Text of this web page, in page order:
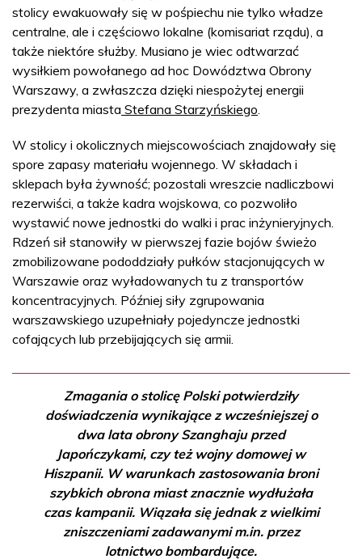
stolicy ewakuowały się w pośpiechu nie tylko władze
centralne, ale i częściowo lokalne (komisariat rządu), a
także niektóre służby. Musiano je wiec odtwarzać
wysiłkiem powołanego ad hoc Dowództwa Obrony
Warszawy, a zwłaszcza dzięki niespożytej energii
prezydenta miasta Stefana Starzyńskiego
W stolicy i okolicznych miejscowościach znajdowały się
spore zapasy materiału wojennego. W składach i
sklepach była żywność; pozostali wreszcie nadliczbowi
rezerwiści, a także kadra wojskowa, co pozwoliło
wystawić nowe jednostki do walki i prac inżynieryjnych.
Rdzeń sił stanowiły w pierwszej fazie bojów świeżo
zmobilizowane pododdziały pułków stacjonujących w
Warszawie oraz wyładowanych tu z transportów
koncentracyjnych. Później siły zgrupowania
warszawskiego uzupełniały pojedyncze jednostki
cofających lub przebijających się armii.
Zmagania o stolicę Polski potwierdziły
doświadczenia wynikające z wcześniejszej o
dwa lata obrony Szanghaju przed
Japończykami, czy też wojny domowej w
Hiszpanii. W warunkach zastosowania broni
szybkich obrona miast znacznie wydłużała
czas kampanii. Wiązała się jednak z wielkimi
zniszczeniami zadawanymi m.in. przez
lotnictwo bombardujące.